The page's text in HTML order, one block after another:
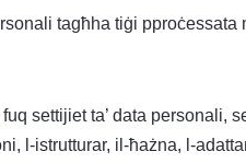
tagħha tiġi pproċessata
settijiet ta’ data personali,
l-istrutturar, il-ħażna, l-